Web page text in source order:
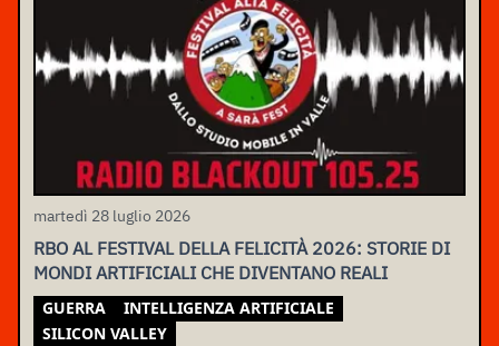
martedì 28 luglio 2026
RBO AL FESTIVAL DELLA FELICITÀ 2026: STORIE DI
MONDI ARTIFICIALI CHE DIVENTANO REALI
GUERRA
INTELLIGENZA ARTIFICIALE
SILICON VALLEY